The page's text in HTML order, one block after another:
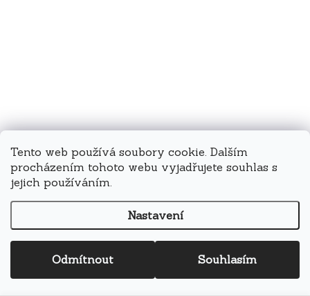
Tento web používá soubory cookie. Dalším
procházením tohoto webu vyjadřujete souhlas s
jejich používáním.
Nastavení
Odmítnout Souhlasím